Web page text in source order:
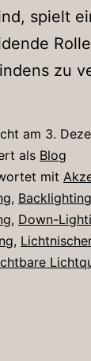
spielt
zu
am 3.
als Blog
mit
, Backlighting
, Down-
,